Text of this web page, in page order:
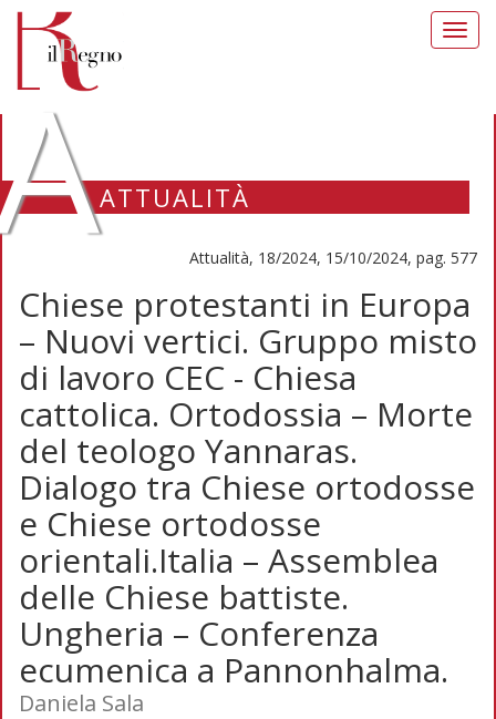
ATTUALITÀ
Attualità, 18/2024, 15/10/2024, pag. 577
Chiese protestanti in Europa
– Nuovi vertici. Gruppo misto
di lavoro CEC - Chiesa
cattolica. Ortodossia – Morte
del teologo Yannaras.
Dialogo tra Chiese ortodosse
e Chiese ortodosse
orientali.Italia – Assemblea
delle Chiese battiste.
Ungheria – Conferenza
ecumenica a Pannonhalma.
Daniela Sala